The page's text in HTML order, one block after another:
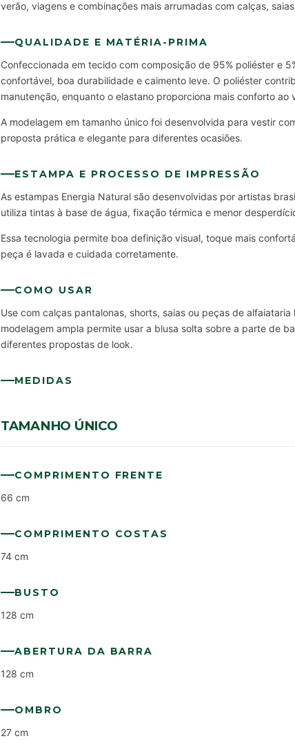
verão, viagens e combinações mais arrumadas com calças,
QUALIDADE E MATÉRIA-PRIMA
Confeccionada em tecido com composição de 95% poliéster e
confortável, boa durabilidade e caimento leve. O poliéster
manutenção, enquanto o elastano proporciona mais conforto ao
A modelagem em tamanho único foi desenvolvida para vestir
proposta prática e elegante para diferentes ocasiões.
ESTAMPA E PROCESSO DE IMPRESSÃO
As estampas Energia Natural são desenvolvidas por artistas
utiliza tintas à base de água, fixação térmica e menor
Essa tecnologia permite boa definição visual, toque mais
peça é lavada e cuidada corretamente.
COMO USAR
Use com calças pantalonas, shorts, saias ou peças de
modelagem ampla permite usar a blusa solta sobre a parte de
diferentes propostas de look.
MEDIDAS
TAMANHO ÚNICO
COMPRIMENTO FRENTE
66 cm
COMPRIMENTO COSTAS
74 cm
BUSTO
128 cm
ABERTURA DA BARRA
128 cm
OMBRO
27 cm